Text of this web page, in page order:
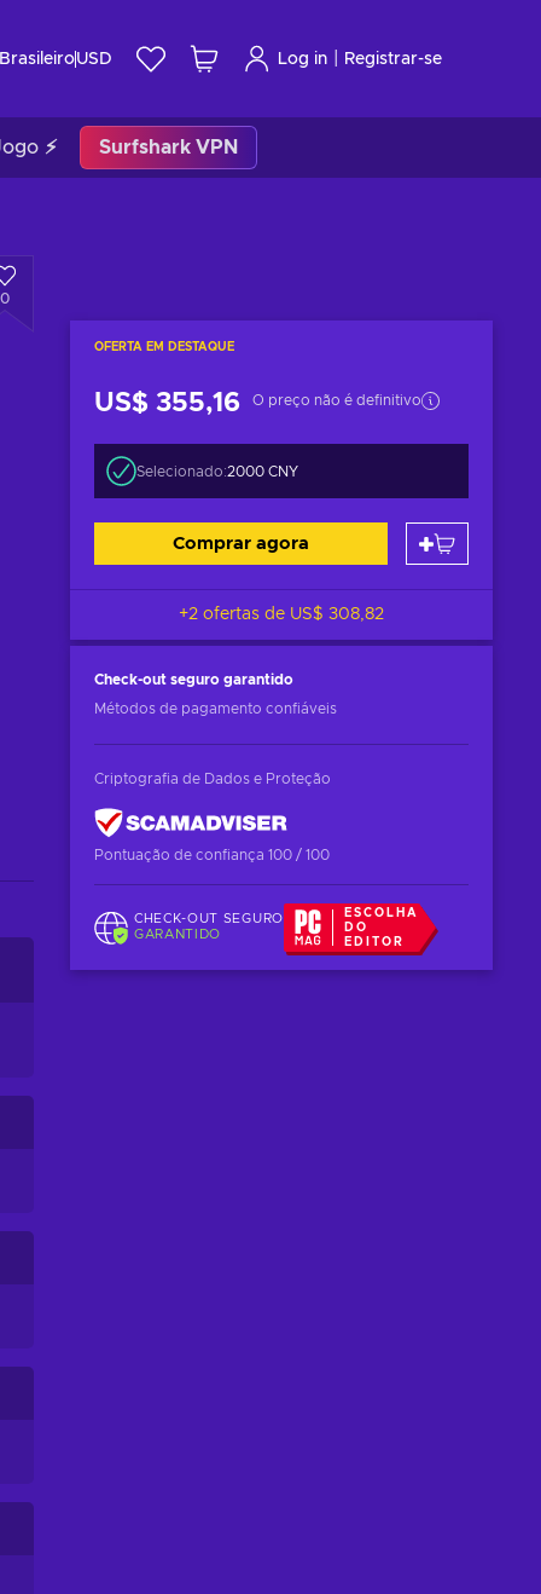
USD Log in Registrar-se
⚡ Surfshark VPN
0
OFERTA EM DESTAQUE
US$ 355,16 O preço não é definitivo
Selecionado:2000 CNY
Comprar agora
+2 ofertas de US$ 308,82
Check-out seguro garantido
Métodos de pagamento confiáveis
Criptografia de Dados e Proteção
Pontuação de confiança 100 / 100
CHECK-OUT SEGURO
GARANTIDO
ESCOLHA
DO
EDITOR